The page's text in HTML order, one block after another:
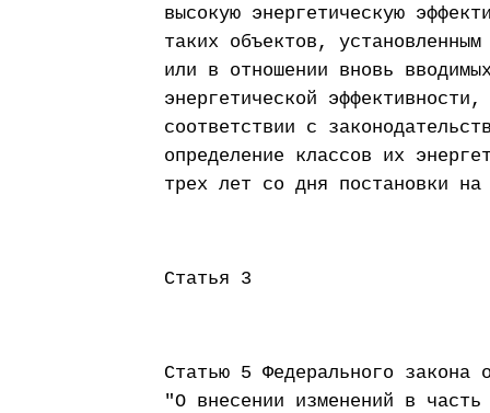
высокую энергетическую
таких объектов,
или в отношении вновь
энергетической
соответствии с
определение классов их
трех лет со дня постановки
Статья 3
Статью 5 Федерального
"О внесении изменений в часть